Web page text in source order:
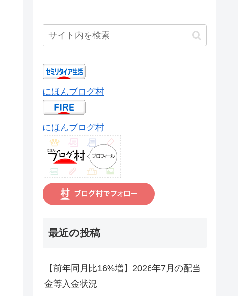
にほんブログ村
にほんブログ村
最近の投稿
【前年同月比16%増】2026年7月の配当
金等入金状況